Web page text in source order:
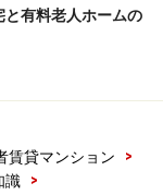
有料老人ホームの
賃貸マンション
>
識
>